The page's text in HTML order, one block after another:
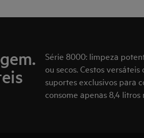
Série 8000: limpeza
ou secos. Cestos
suportes exclusivos para
consome apenas 8,4 litros